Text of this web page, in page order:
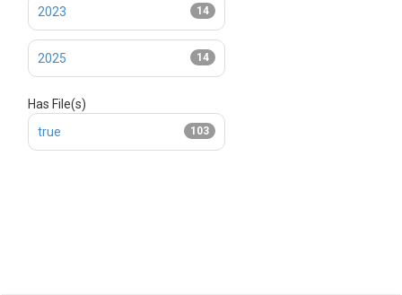
14
2023
14
2025
Has File(s)
103
true